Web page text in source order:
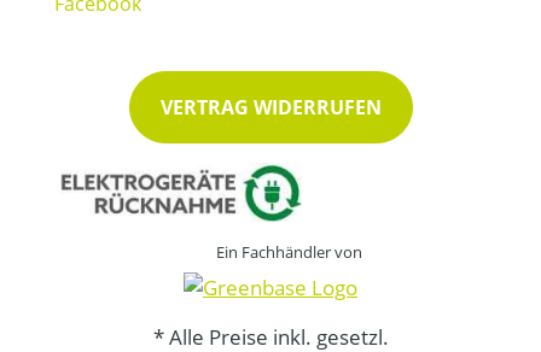
VERTRAG WIDERRUFEN
Ein Fachhändler von
* Alle Preise inkl. gesetzl.